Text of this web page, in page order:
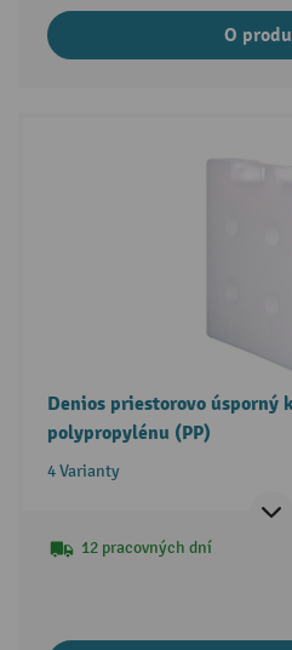
O
Denios priestorovo úsporný
polypropylénu (PP)
4 Varianty
12 pracovných dní